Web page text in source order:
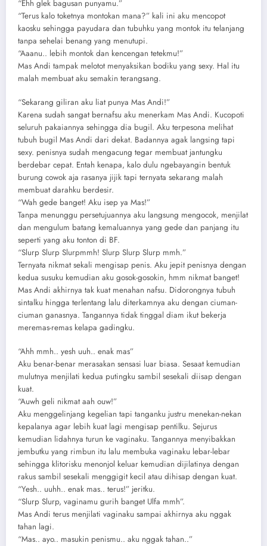
“Ehh glek bagusan punyamu.”
“Terus kalo toketnya montokan mana?” kali ini aku mencopot
kaosku sehingga payudara dan tubuhku yang montok itu telanjang
tanpa sehelai benang yang menutupi.
“Aaanu.. lebih montok dan kencengan tetekmu!”
Mas Andi tampak melotot menyaksikan bodiku yang sexy. Hal itu
malah membuat aku semakin terangsang.
“Sekarang giliran aku liat punya Mas Andi!”
Karena sudah sangat bernafsu aku menerkam Mas Andi. Kucopoti
seluruh pakaiannya sehingga dia bugil. Aku terpesona melihat
tubuh bugil Mas Andi dari dekat. Badannya agak langsing tapi
sexy. penisnya sudah mengacung tegar membuat jantungku
berdebar cepat. Entah kenapa, kalo dulu ngebayangin bentuk
burung cowok aja rasanya jijik tapi ternyata sekarang malah
membuat darahku berdesir.
“Wah gede banget! Aku isep ya Mas!”
Tanpa menunggu persetujuannya aku langsung mengocok, menjilat
dan mengulum batang kemaluannya yang gede dan panjang itu
seperti yang aku tonton di BF.
“Slurp Slurp Slurpmmh! Slurp Slurp Slurp mmh.”
Ternyata nikmat sekali mengisap penis. Aku jepit penisnya dengan
kedua susuku kemudian aku gosok-gosokin, hmm nikmat banget!
Mas Andi akhirnya tak kuat menahan nafsu. Didorongnya tubuh
sintalku hingga terlentang lalu diterkamnya aku dengan ciuman-
ciuman ganasnya. Tangannya tidak tinggal diam ikut bekerja
meremas-remas kelapa gadingku.
“Ahh mmh.. yesh uuh.. enak mas”
Aku benar-benar merasakan sensasi luar biasa. Sesaat kemudian
mulutnya menjilati kedua putingku sambil sesekali diisap dengan
kuat.
“Auwh geli nikmat aah ouw!”
Aku menggelinjang kegelian tapi tanganku justru menekan-nekan
kepalanya agar lebih kuat lagi mengisap pentilku. Sejurus
kemudian lidahnya turun ke vaginaku. Tangannya menyibakkan
jembutku yang rimbun itu lalu membuka vaginaku lebar-lebar
sehingga klitorisku menonjol keluar kemudian dijilatinya dengan
rakus sambil sesekali menggigit kecil atau dihisap dengan kuat.
“Yesh.. uuhh.. enak mas.. terus!” jeritku.
“Slurp Slurp, vaginamu gurih banget Ulfa mmh”.
Mas Andi terus menjilati vaginaku sampai akhirnya aku nggak
tahan lagi.
“Mas.. ayo.. masukin penismu.. aku nggak tahan..”